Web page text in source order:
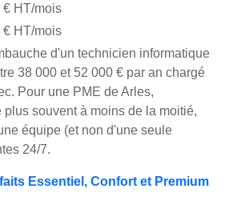
€ HT/mois
€ HT/mois
d'un technicien informatique
38 000 et 52 000 € par an chargé
Pour une PME de Arles,
souvent à moins de la moitié,
équipe (et non d'une seule
24/7.
Essentiel, Confort et Premium